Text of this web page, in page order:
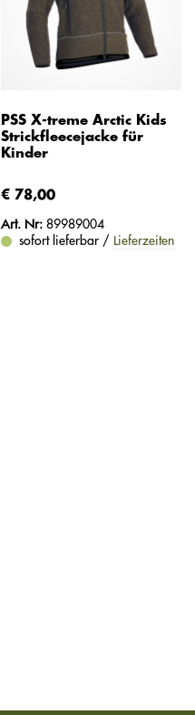
PSS X-treme Arctic Kids
Strickfleecejacke für
Kinder
€ 78,00
Art. Nr: 89989004
sofort lieferbar / Lieferzeiten